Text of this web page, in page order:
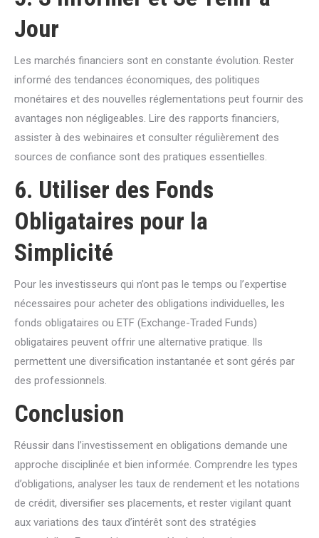
Jour
Les marchés financiers sont en constante évolution. Rester
informé des tendances économiques, des politiques
monétaires et des nouvelles réglementations peut fournir des
avantages non négligeables. Lire des rapports financiers,
assister à des webinaires et consulter régulièrement des
sources de confiance sont des pratiques essentielles.
6. Utiliser des Fonds
Obligataires pour la
Simplicité
Pour les investisseurs qui n’ont pas le temps ou l’expertise
nécessaires pour acheter des obligations individuelles, les
fonds obligataires ou ETF (Exchange-Traded Funds)
obligataires peuvent offrir une alternative pratique. Ils
permettent une diversification instantanée et sont gérés par
des professionnels.
Conclusion
Réussir dans l’investissement en obligations demande une
approche disciplinée et bien informée. Comprendre les types
d’obligations, analyser les taux de rendement et les notations
de crédit, diversifier ses placements, et rester vigilant quant
aux variations des taux d’intérêt sont des stratégies